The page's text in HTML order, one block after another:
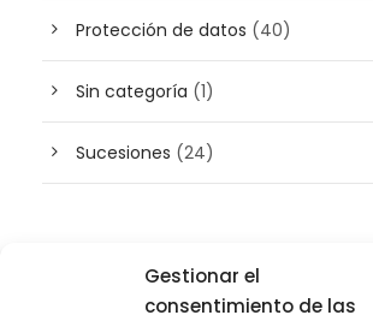
Gestionar el
consentimiento de las
Protección de datos (40)
Sin categoría (1)
Sucesiones (24)
Buscador de artículos